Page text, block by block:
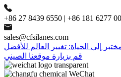
+86 27 8439 6550 | +86 181 6277
sales@cfsilanes.com
إلى الحياة: تغيير العالم للأفضل
قم بزيارة موقعنا الصيني